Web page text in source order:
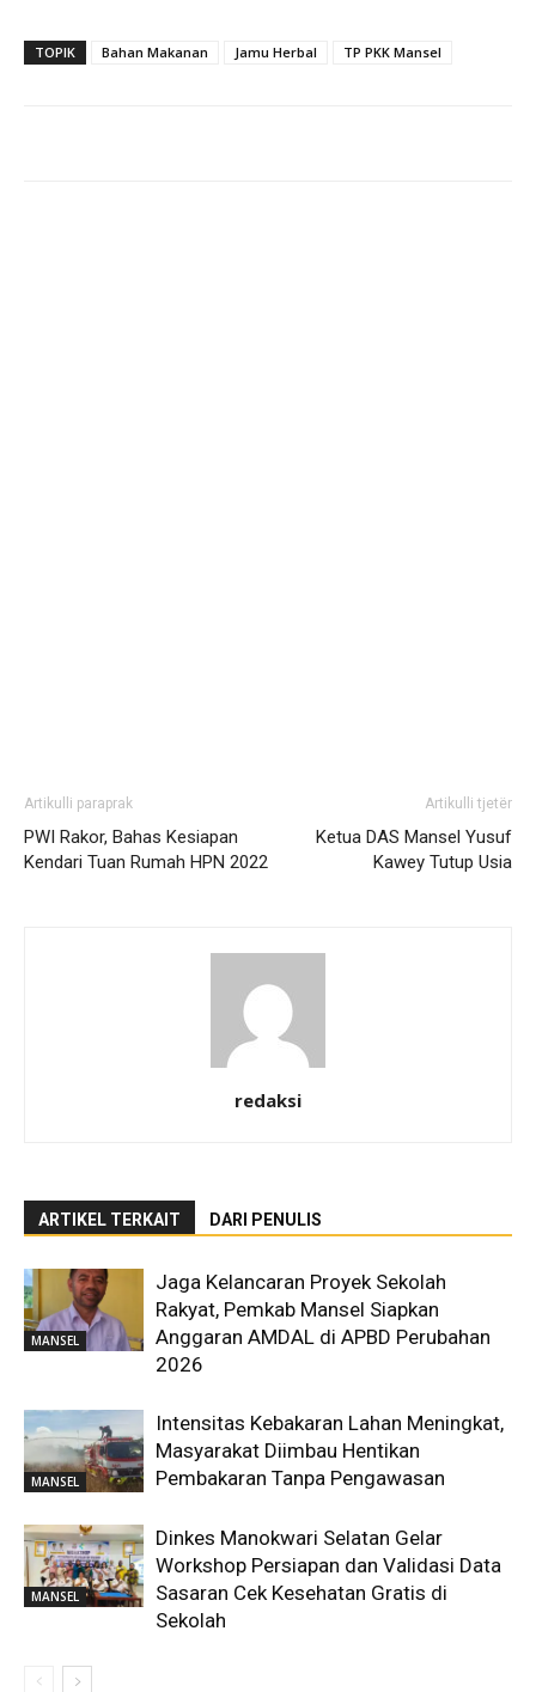
TOPIK Bahan Makanan Jamu Herbal TP PKK Mansel
Artikulli paraprak
PWI Rakor, Bahas Kesiapan
Kendari Tuan Rumah HPN 2022
Artikulli tjetër
Ketua DAS Mansel Yusuf
Kawey Tutup Usia
redaksi
ARTIKEL TERKAIT DARI PENULIS
MANSEL
Jaga Kelancaran Proyek Sekolah
Rakyat, Pemkab Mansel Siapkan
Anggaran AMDAL di APBD Perubahan
2026
MANSEL
Intensitas Kebakaran Lahan Meningkat,
Masyarakat Diimbau Hentikan
Pembakaran Tanpa Pengawasan
MANSEL
Dinkes Manokwari Selatan Gelar
Workshop Persiapan dan Validasi Data
Sasaran Cek Kesehatan Gratis di
Sekolah